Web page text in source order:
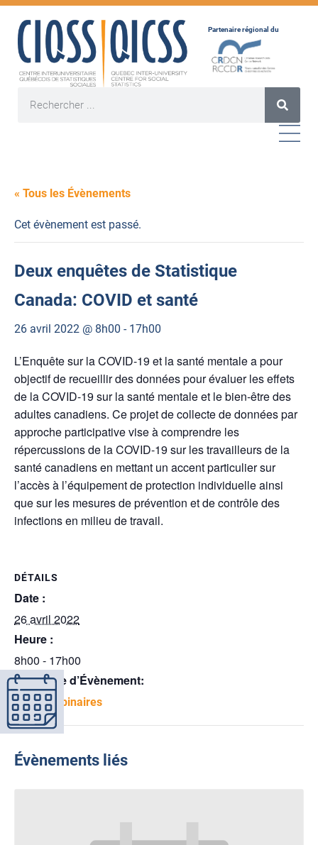
Partenaire régional du
« Tous les Évènements
Cet évènement est passé.
Deux enquêtes de Statistique
Canada: COVID et santé
26 avril 2022 @ 8h00 - 17h00
L’Enquête sur la COVID-19 et la santé mentale a pour
objectif de recueillir des données pour évaluer les effets
de la COVID-19 sur la santé mentale et le bien-être des
adultes canadiens. Ce projet de collecte de données par
approche participative vise à comprendre les
répercussions de la COVID-19 sur les travailleurs de la
santé canadiens en mettant un accent particulier sur
l’accès à l’équipement de protection individuelle ainsi
que sur les mesures de prévention et de contrôle des
infections en milieu de travail.
DÉTAILS
Date :
26 avril 2022
Heure :
8h00 - 17h00
Catégorie d’Évènement:
Midis-webinaires
Évènements liés